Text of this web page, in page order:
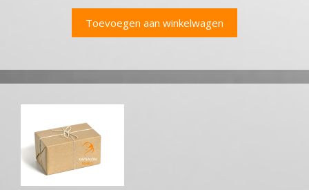
Toevoegen aan winkelwagen